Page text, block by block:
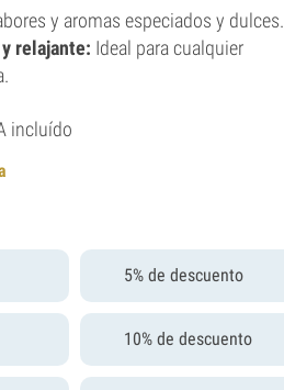
y aromas especiados y dulces.
relajante: Ideal para cualquier
incluído
5% de descuento
10% de descuento